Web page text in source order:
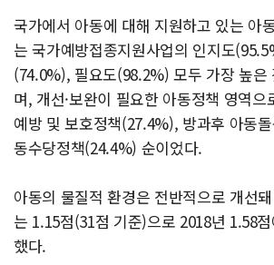
국가에서 아동에 대해 지원하고 있는 아
는 국가예방접종지원사업의 인지도
(74.0%), 필요도(98.2%) 모두 가장 높은
며, 개선·보완이 필요한 아동정책 영역으
예방 및 보호정책(27.4%), 방과후 아동
동수당정책(24.4%) 순이었다.
아동의 물질적 환경은 전반적으로 개선
는 1.15점(31점 기준)으로 2018년 1.58
했다.